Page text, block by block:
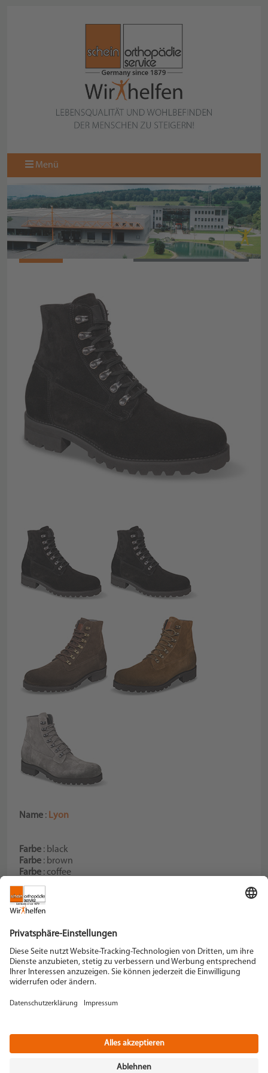
Menü
ZURÜCK ZUR KOLLEKTION
N10429
Name : Lyon
Farbe : black
Farbe : brown
Farbe : coffee
Farbe: grey
Schein Orthopädie Service KG
42897 Remscheid
Tel. +49 2191 910-0
remscheid[at]schein.de
YouTube
+49 2191 910-200